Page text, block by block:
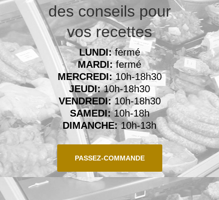
des conseils pour
vos recettes
LUNDI:fermé
MARDI:fermé
MERCREDI:10h-18h30
JEUDI:10h-18h30
VENDREDI:10h-18h30
SAMEDI:10h-18h
DIMANCHE:10h-13h
PASSEZ-COMMANDE